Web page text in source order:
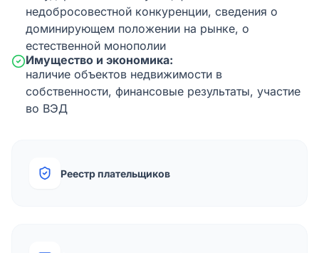
недобросовестной конкуренции, сведения о
доминирующем положении на рынке, о
естественной монополии
Имущество и экономика:
наличие объектов недвижимости в
собственности, финансовые результаты, участие
во ВЭД
Реестр плательщиков